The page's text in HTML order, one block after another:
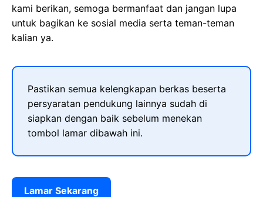
kami berikan, semoga bermanfaat dan jangan lupa
untuk bagikan ke sosial media serta teman-teman
kalian ya.
Pastikan semua kelengkapan berkas beserta
persyaratan pendukung lainnya sudah di
siapkan dengan baik sebelum menekan
tombol lamar dibawah ini.
Lamar Sekarang